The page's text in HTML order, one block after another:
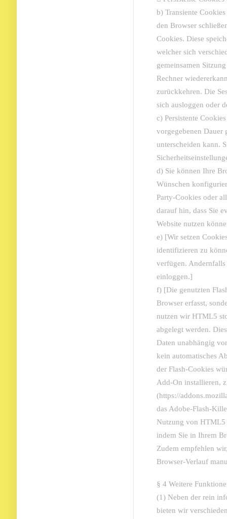
b) Transiente
den Browser
Cookies. Diese
welcher sich
gemeinsamen
Rechner
zurückkehren. Die
sich ausloggen oder
c) Persistente
vorgegebenen Dauer
unterscheiden kann.
d) Sie können Ihre
Wünschen
Party-Cookies oder
darauf hin, dass Sie
Website nutzen
e) [Wir setzen
identifizieren zu
verfügen. Andernfalls
einloggen.]
f) [Die genutzten
Browser erfasst,
nutzen wir HTML5
abgelegt werden.
Daten unabhängig
kein automatisches
der Flash-Cookies
Add-On installieren,
(https://
das Adobe-Flash-
Nutzung von HTML5
indem Sie in Ihrem
Zudem empfehlen
Browser-Verlauf
§ 4 Weitere
(1) Neben der rein
bieten wir